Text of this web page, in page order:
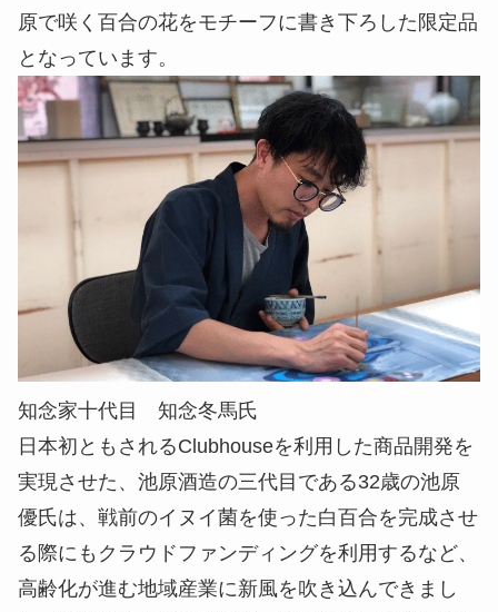
原で咲く百合の花をモチーフに書き下ろした限定品
となっています。
知念家十代目 知念冬馬氏
日本初ともされるClubhouseを利用した商品開発を
実現させた、池原酒造の三代目である32歳の池原
優氏は、戦前のイヌイ菌を使った白百合を完成させ
る際にもクラウドファンディングを利用するなど、
高齢化が進む地域産業に新風を吹き込んできまし